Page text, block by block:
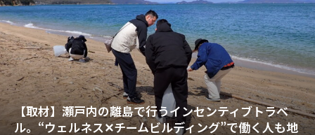
【取材】瀬戸内の離島で行うインセンティブトラベ
ル。“ウェルネス✕チームビルディング”で働く人も地